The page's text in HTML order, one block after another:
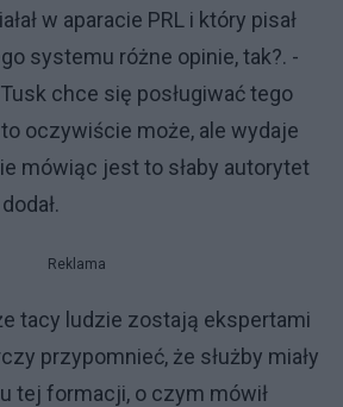
w aparacie PRL i który pisał
systemu różne opinie, tak?. -
chce się posługiwać tego
oczywiście może, ale wydaje
mówiąc jest to słaby autorytet
Reklama
tacy ludzie zostają ekspertami
przypomnieć, że służby miały
tej formacji, o czym mówił